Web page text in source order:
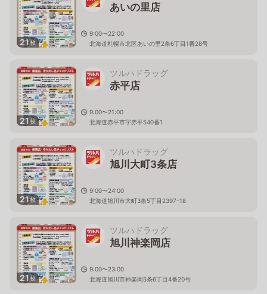
21枚
あいの里店
9:00〜22:00
北海道札幌市北区あいの里2条6丁目1番28号
21枚
ツルハドラッグ
赤平店
9:00〜21:00
北海道赤平市字赤平540番1
21枚
ツルハドラッグ
旭川大町3条店
9:00〜24:00
北海道旭川市大町3条5丁目2397-18
21枚
ツルハドラッグ
旭川神楽岡店
9:00〜23:00
北海道旭川市神楽岡5条6丁目4番20号